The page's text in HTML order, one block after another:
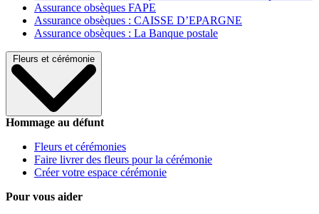
Assurance obsèques FAPE
Assurance obsèques : CAISSE D’EPARGNE
Assurance obsèques : La Banque postale
Fleurs et cérémonie
Hommage au défunt
Fleurs et cérémonies
Faire livrer des fleurs pour la cérémonie
Créer votre espace cérémonie
Pour vous aider